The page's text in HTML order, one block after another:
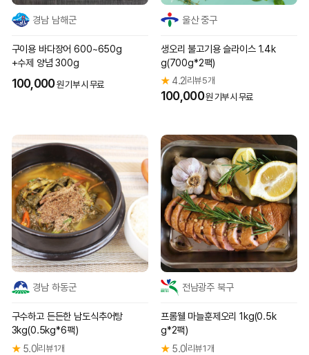
경남 남해군
구이용 바다장어 600~650g
+수제 양념 300g
100,000원 기부 시 무료
울산 중구
생오리 불고기용 슬라이스 1.4k
g(700g*2팩)
★ 4.2 리뷰 5개
100,000원 기부 시 무료
경남 하동군
구수하고 든든한 남도식추어탕
3kg(0.5kg*6팩)
★5.0| 리뷰 1개
전남광주 북구
프롬웰 마늘훈제오리 1kg(0.5k
g*2팩)
★ 5.0 리뷰 1개